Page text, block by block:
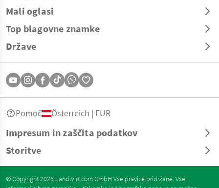
Mali oglasi
Top blagovne znamke
Države
Impresum in zaščita podatkov
Storitve
Pomoč Österreich | EUR
© Copyright 2026 Landwirt.com GmbH Vse pravice pridržane. Vse